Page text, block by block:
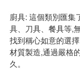
廚具: 這個類別匯集
具、刀具、餐具等,
找到稱心如意的選
材質製造,通過嚴格
久。